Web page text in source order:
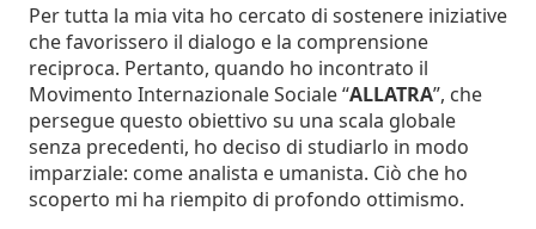
Per tutta la mia vita ho cercato di sostenere iniziative
che favorissero il dialogo e la comprensione
reciproca. Pertanto, quando ho incontrato il
Movimento Internazionale Sociale “ALLATRA”, che
persegue questo obiettivo su una scala globale
senza precedenti, ho deciso di studiarlo in modo
imparziale: come analista e umanista. Ciò che ho
scoperto mi ha riempito di profondo ottimismo.